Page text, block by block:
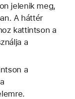
jelenik meg,
A háttér
kattintson a
a
a